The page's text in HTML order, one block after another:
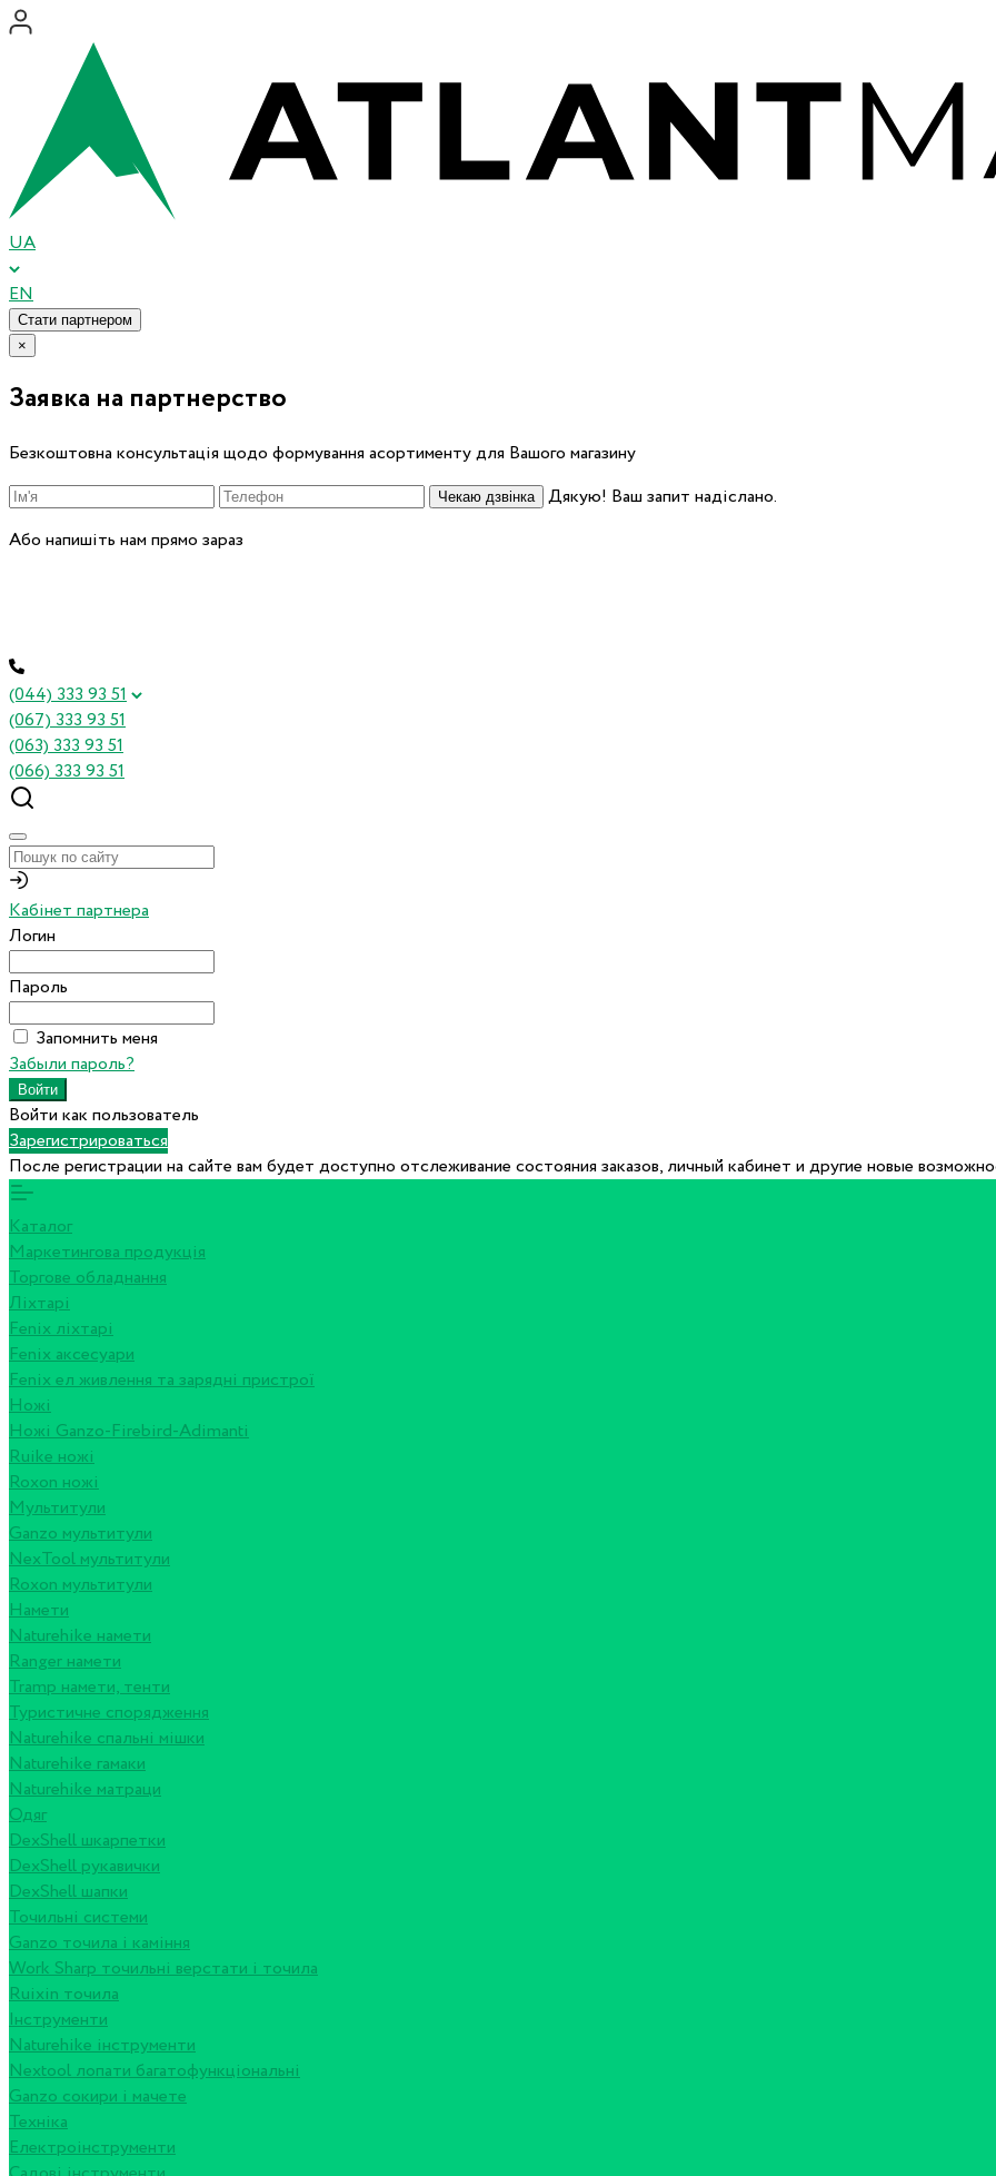
UA
EN
Стати партнером
×
Заявка на партнерство
Безкоштовна консультація щодо формування асортименту для Вашого магазину
Чекаю дзвінка
Дякую! Ваш запит надіслано.
Або напишіть нам прямо зараз
(044) 333 93 51
(067) 333 93 51
(063) 333 93 51
(066) 333 93 51
Кабінет партнера
Логин
Пароль
Запомнить меня
Забыли пароль?
Войти как пользователь
Зарегистрироваться
После регистрации на сайте вам будет доступно отслеживание состояния заказов, личный кабинет и другие новые
Каталог
Маркетингова продукція
Торгове обладнання
Ліхтарі
Fenix ліхтарі
Fenix аксесуари
Fenix ел живлення та зарядні пристрої
Ножі
Ножі Ganzo-Firebird-Adimanti
Ruike ножі
Roxon ножi
Мультитули
Ganzo мультитули
NexTool мультитули
Roxon мультитули
Намети
Naturehike намети
Ranger намети
Tramp намети, тенти
Туристичне спорядження
Naturehike спальні мішки
Naturehike гамаки
Naturehike матраци
Одяг
DexShell шкарпетки
DexShell рукавички
DexShell шапки
Точильні системи
Ganzo точила і каміння
Work Sharp точильні верстати і точила
Ruixin точила
Інструменти
Naturehike інструменти
Nextool лопати багатофункціональні
Ganzo сокири і мачете
Техніка
Електроінструменти